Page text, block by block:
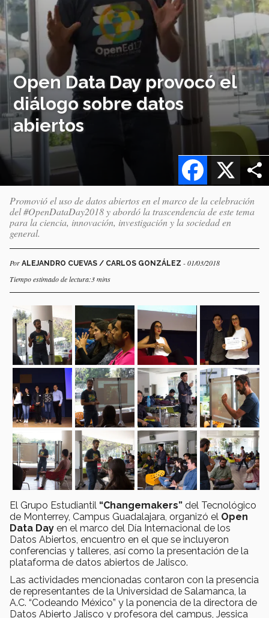
Open Data Day provocó el
diálogo sobre datos
abiertos
X
Facebook
Promovió el uso de datos abiertos en el marco de la celebración
del #OpenDataDay2018 y abordó la trascendencia de este tema
para la ciencia, innovación, investigación y la sociedad en
general.
Por ALEJANDRO CUEVAS / CARLOS GONZÁLEZ - 01/03/2018
Tiempo estimado de lectura:3 mins
El Grupo Estudiantil “Changemakers” del Tecnológico
de Monterrey, Campus Guadalajara, organizó el Open
Data Day en el marco del Día Internacional de los
Datos Abiertos, encuentro en el que se incluyeron
conferencias y talleres, así como la presentación de la
plataforma de datos abiertos de Jalisco.
Las actividades mencionadas contaron con la presencia
de representantes de la Universidad de Salamanca, la
A.C. “Codeando México” y la ponencia de la directora de
Datos Abierto Jalisco y profesora del campus, Jessica